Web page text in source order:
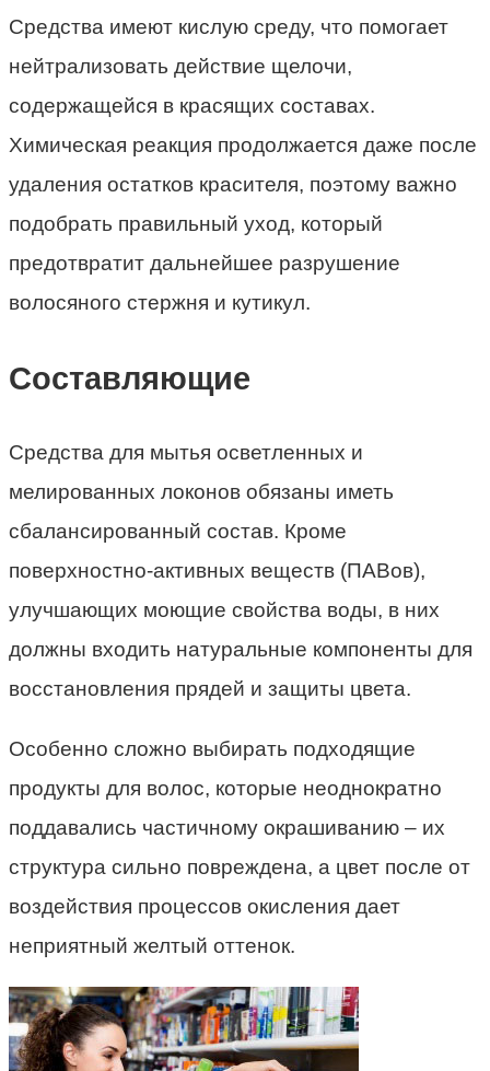
Средства имеют кислую среду, что помогает
нейтрализовать действие щелочи,
содержащейся в красящих составах.
Химическая реакция продолжается даже после
удаления остатков красителя, поэтому важно
подобрать правильный уход, который
предотвратит дальнейшее разрушение
волосяного стержня и кутикул.
Составляющие
Средства для мытья осветленных и
мелированных локонов обязаны иметь
сбалансированный состав. Кроме
поверхностно-активных веществ (ПАВов),
улучшающих моющие свойства воды, в них
должны входить натуральные компоненты для
восстановления прядей и защиты цвета.
Особенно сложно выбирать подходящие
продукты для волос, которые неоднократно
поддавались частичному окрашиванию – их
структура сильно повреждена, а цвет после от
воздействия процессов окисления дает
неприятный желтый оттенок.